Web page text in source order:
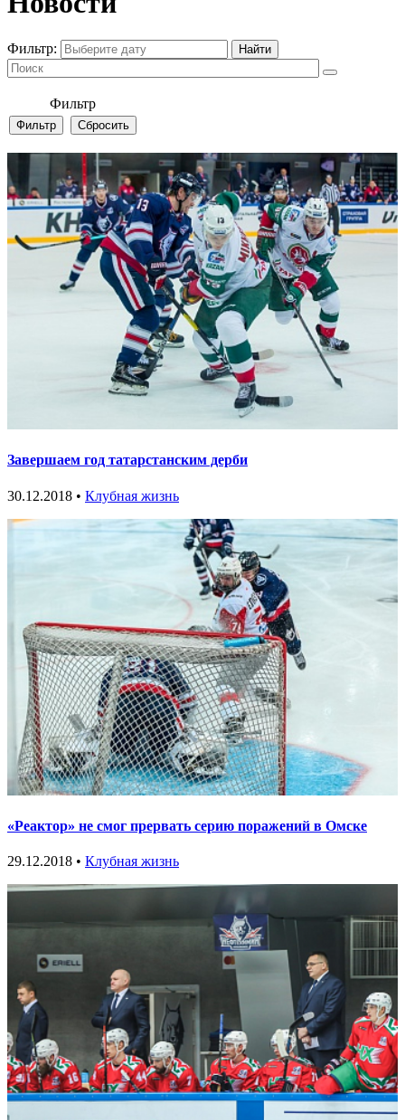
Фильтр:
Фильтр
Завершаем год татарстанским дерби
30.12.2018 • Клубная жизнь
«Реактор» не смог прервать серию поражений в Омске
29.12.2018 • Клубная жизнь